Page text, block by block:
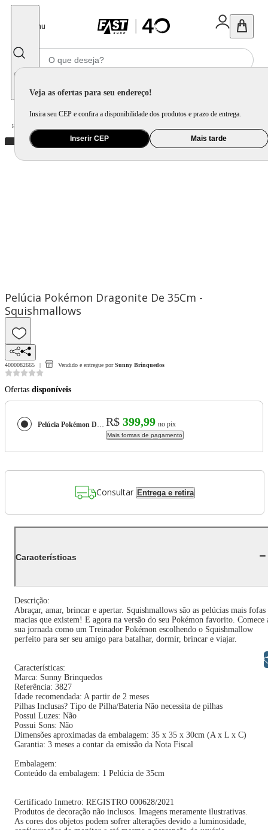
Menu
Veja as ofertas para seu endereço!
Insira seu CEP e confira a disponibilidade dos produtos e prazo de entrega.
Inserir CEP Mais tarde
Home
Pelúcia Pokémon Dragonite De 35Cm -
Squishmallows
4000082665 Vendido e entregue por Sunny Brinquedos
Ofertas disponíveis
Pelúcia Pokémon Dragonite De 35Cm - Squishmallows R$ 399,99 no pix
Mais formas de pagamento
Consultar Entrega e retira
Características
Descrição:
Abraçar, amar, brincar e apertar. Squishmallows são as pelúcias mais fofas
macias que existem! E agora na versão do seu Pokémon favorito. Comece
sua jornada como um Treinador Pokémon escolhendo o Squishmallow
perfeito para ser seu amigo para batalhar, dormir, brincar e viajar.
Características:
Marca: Sunny Brinquedos
Referência: 3827
Idade recomendada: A partir de 2 meses
Pilhas Inclusas? Tipo de Pilha/Bateria Não necessita de pilhas
Possui Luzes: Não
Possui Sons: Não
Dimensões aproximadas da embalagem: 35 x 35 x 30cm (A x L x C)
Garantia: 3 meses a contar da emissão da Nota Fiscal
Embalagem:
Conteúdo da embalagem: 1 Pelúcia de 35cm
Certificado Inmetro: REGISTRO 000628/2021
Produtos de decoração não inclusos. Imagens meramente ilustrativas.
As cores dos objetos podem sofrer alterações devido a luminosidade,